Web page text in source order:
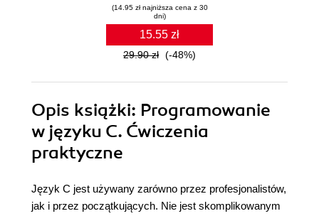
(14.95 zł najniższa cena z 30
dni)
15.55 zł
29.90 zł (-48%)
Opis książki: Programowanie
w języku C. Ćwiczenia
praktyczne
Język C jest używany zarówno przez profesjonalistów,
jak i przez początkujących. Nie jest skomplikowanym